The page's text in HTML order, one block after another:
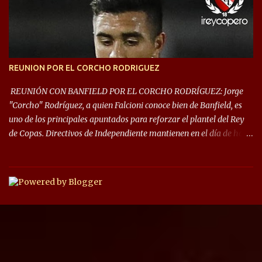
las fases de grupos de la #CopaLibertadores 2021. ¡Este año hay
noche de Copas Rey! ⚽🇦🇹👑🏆.
REUNION POR EL CORCHO RODRIGUEZ
REUNIÓN CON BANFIELD POR EL CORCHO RODRÍGUEZ: Jorge
"Corcho" Rodríguez, a quien Falcioni conoce bien de Banfield, es
uno de los principales apuntados para reforzar el plantel del Rey
de Copas. Directivos de Independiente mantienen en el día de hoy
préstamo con opción de compra pero, por lo que se sabe, Banfield
busca vender al menos el 50% del pase por una cifra cercana a los
1,5 millones de dólares. El volante central titular del Banfield y